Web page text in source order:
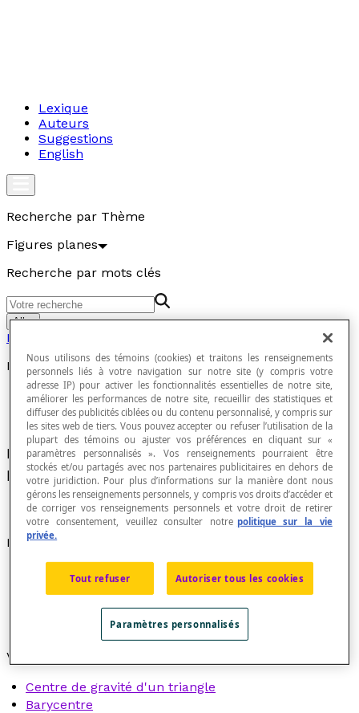
Lexique
Auteurs
Suggestions
English
Recherche par Thème
Figures planes
Recherche par mots clés
Aller
Figures planes
Milieu
Position située à égale distance de tous les
points du pourtour d'un objet.
Exemples
Le milieu d'un segment est le point situé à égale
distance des extrémités de ce segment.
Le milieu d'un polygone est synonyme de centre de
barycentre.
Voir aussi :
Centre de gravité d'un triangle
Barycentre
Nous utilisons des témoins (cookies) et traitons les renseignements
personnels liés à votre navigation sur notre site (y compris votre
adresse IP) pour activer les fonctionnalités essentielles de notre site,
améliorer les performances de notre site, recueillir des statistiques et
diffuser des publicités ciblées ou du contenu personnalisé, y compris sur
les sites web de tiers. Vous pouvez accepter ou refuser l’utilisation de la
plupart des témoins ou ajuster vos préférences en cliquant sur «
paramètres personnalisés ». Vos renseignements pourraient être
stockés et/ou partagés avec nos partenaires publicitaires en dehors de
votre juridiction. Pour plus d’informations sur la manière dont nous
gérons les renseignements personnels, y compris vos droits d’accéder et
de corriger vos renseignements personnels et votre droit de retirer
votre consentement, veuillez consulter notre politique sur la vie
privée.
Tout refuser Autoriser tous les cookies
Paramètres personnalisés